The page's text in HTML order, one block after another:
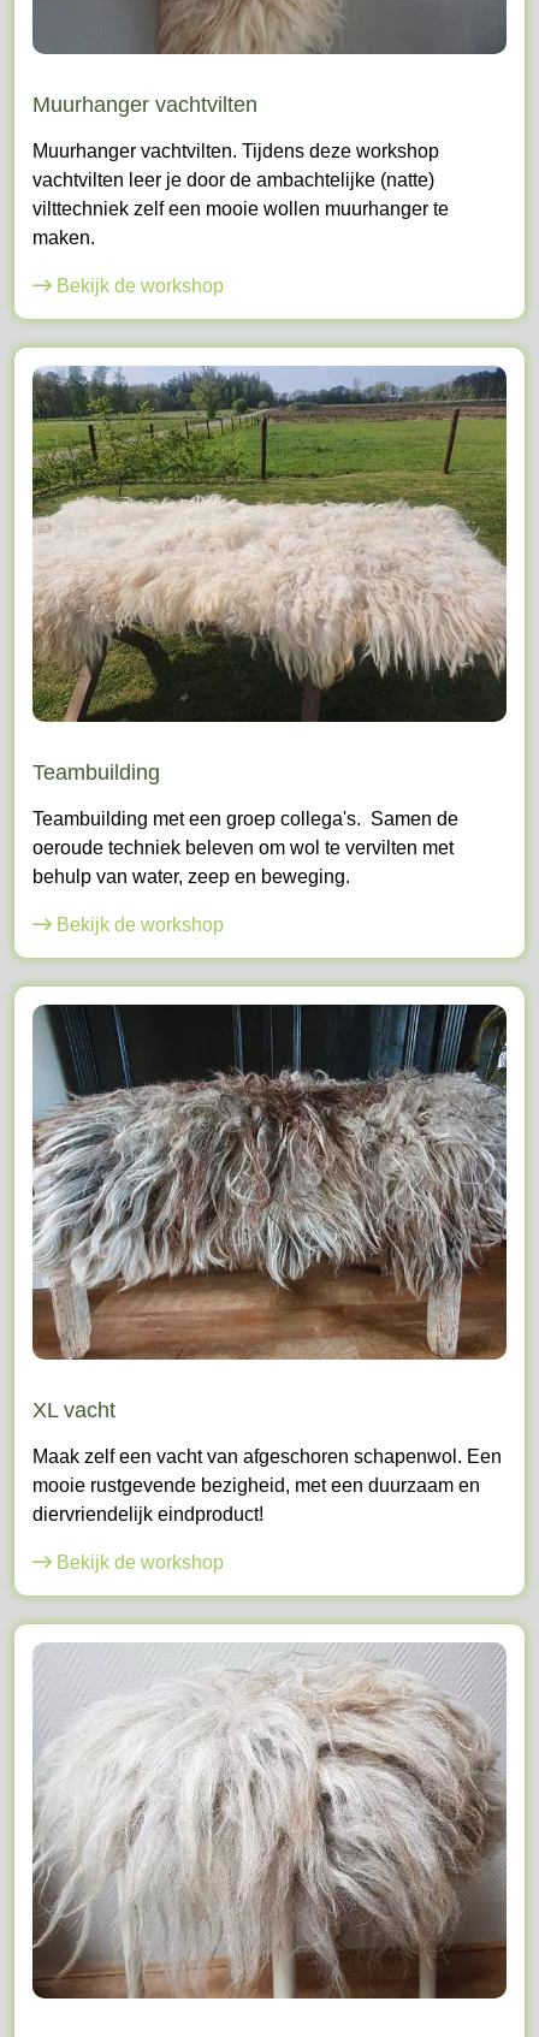
Muurhanger vachtvilten
Muurhanger vachtvilten. Tijdens deze workshop
vachtvilten leer je door de ambachtelijke (natte)
vilttechniek zelf een mooie wollen muurhanger te
maken.
Bekijk de workshop
Teambuilding
Teambuilding met een groep collega's. Samen de
oeroude techniek beleven om wol te vervilten met
behulp van water, zeep en beweging.
Bekijk de workshop
XL vacht
Maak zelf een vacht van afgeschoren schapenwol. Een
mooie rustgevende bezigheid, met een duurzaam en
diervriendelijk eindproduct!
Bekijk de workshop